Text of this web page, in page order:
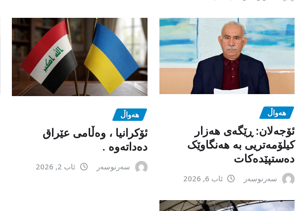
هەواڵ
ئۆجەلان: ڕێگەی هەزار
کیلۆمەتریی بە هەنگاوێک
دەستپێدەکات
سەرنوسەر ئاب 6, 2026
هەواڵ
ئۆکرانیا ، وەڵامی عێراق
دەداتەوە .
سەرنوسەر ئاب 2, 2026